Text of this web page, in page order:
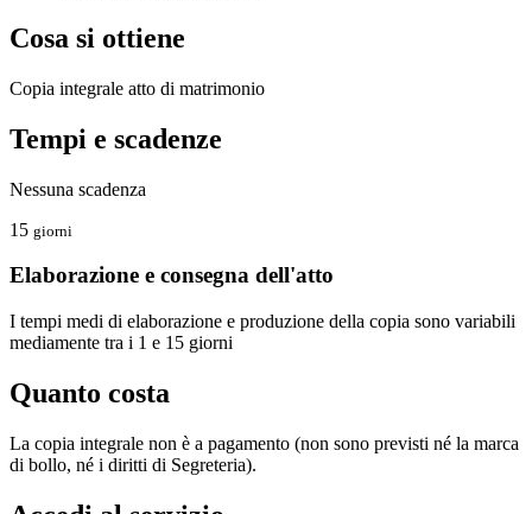
Cosa si ottiene
Copia integrale atto di matrimonio
Tempi e scadenze
Nessuna scadenza
15 giorni
Elaborazione e consegna dell'atto
I tempi medi di elaborazione e produzione della copia sono variabili
mediamente tra i 1 e 15 giorni
Quanto costa
La copia integrale non è a pagamento (non sono previsti né la marca
di bollo, né i diritti di Segreteria).